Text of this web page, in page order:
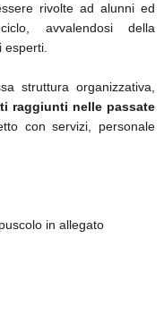
rivolte ad alunni ed
avvalendosi della
struttura organizzativa,
raggiunti nelle passate
con servizi, personale
in allegato